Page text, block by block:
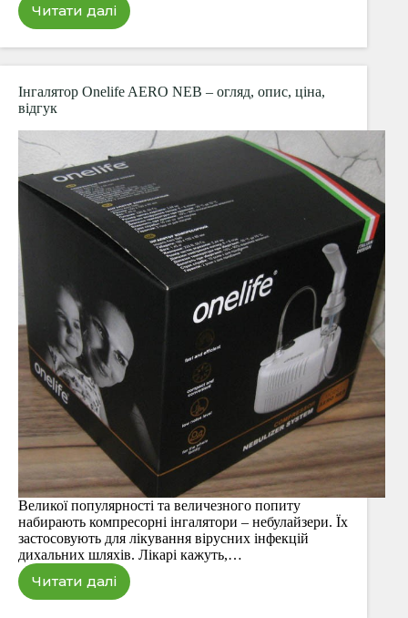
Читати далі
Бепантен
Пантестин-
Дарниця.
Порівняння
Інгалятор Onelife AERO NEB – огляд, опис, ціна,
відгук
Великої популярності та величезного попиту
набирають компресорні інгалятори – небулайзери. Їх
застосовують для лікування вірусних інфекцій
дихальних шляхів. Лікарі кажуть,…
Читати далі
Інгалятор